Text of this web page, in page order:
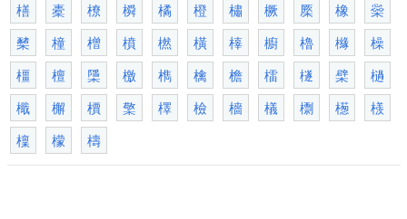
橏
橐 橑 橓 橘 橙 橚 橛 橜 橡
橤
櫫
橦 橧 橨 橪 橫 橭 櫥 櫓 櫞
橾
橿
檀 檃 檄 檇 檎 檐 檑 檖 檗
檛
檝
檞 檟 檠 檡 檢 檣 檥 檦 檧
檨
檁
檬 檮